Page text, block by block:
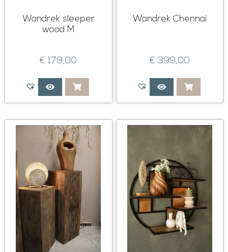
Wandrek sleeper
wood M
€ 179,00
Wandrek Chennai
€ 399,00